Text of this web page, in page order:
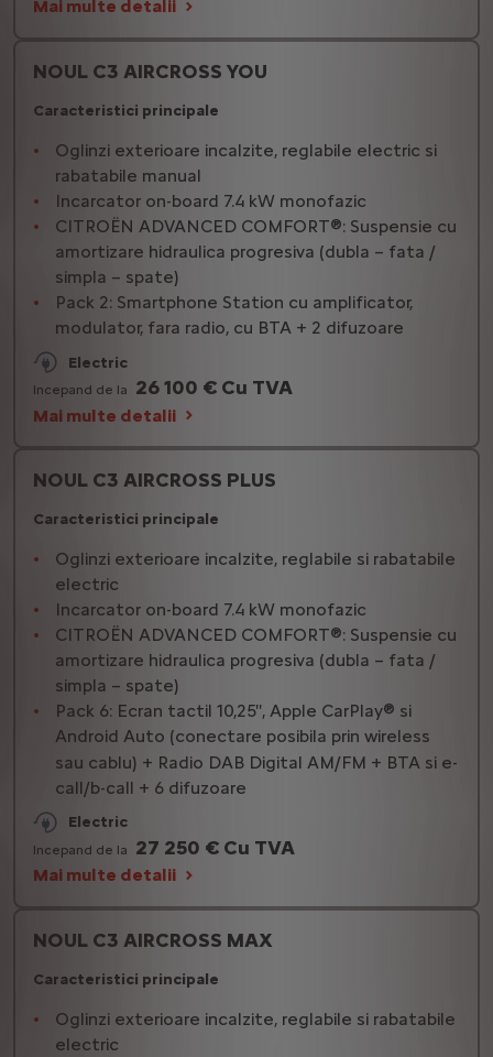
Mai multe detalii
NOUL C3 AIRCROSS YOU
Caracteristici principale
Oglinzi exterioare incalzite, reglabile electric si
rabatabile manual
Incarcator on-board 7.4 kW monofazic
CITROËN ADVANCED COMFORT®: Suspensie cu
amortizare hidraulica progresiva (dubla – fata /
simpla – spate)
Pack 2: Smartphone Station cu amplificator,
modulator, fara radio, cu BTA + 2 difuzoare
Electric
Incepand de la 26 100 € Cu TVA
Mai multe detalii
NOUL C3 AIRCROSS PLUS
Caracteristici principale
Oglinzi exterioare incalzite, reglabile si rabatabile
electric
Incarcator on-board 7.4 kW monofazic
CITROËN ADVANCED COMFORT®: Suspensie cu
amortizare hidraulica progresiva (dubla – fata /
simpla – spate)
Pack 6: Ecran tactil 10,25'', Apple CarPlay® si
Android Auto (conectare posibila prin wireless
sau cablu) + Radio DAB Digital AM/FM + BTA si e-
call/b-call + 6 difuzoare
Electric
Incepand de la 27 250 € Cu TVA
Mai multe detalii
NOUL C3 AIRCROSS MAX
Caracteristici principale
Oglinzi exterioare incalzite, reglabile si rabatabile
electric